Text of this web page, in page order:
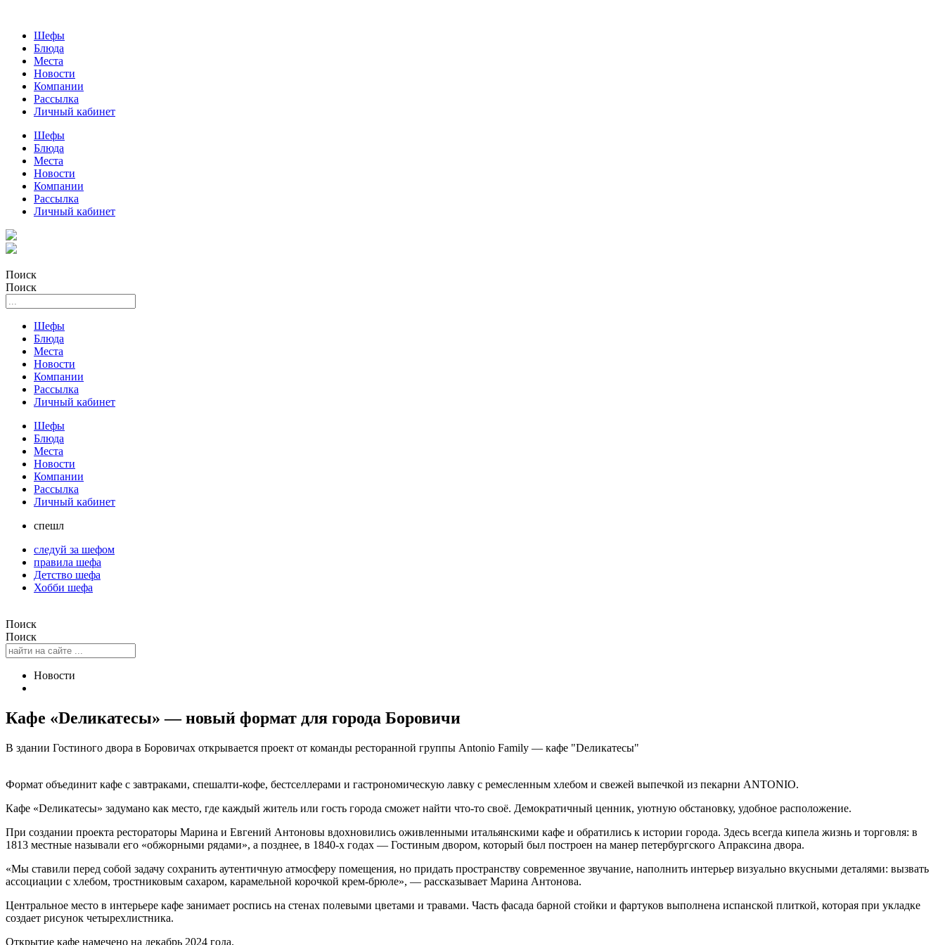
Шефы
Блюда
Места
Новости
Компании
Рассылка
Личный кабинет
Шефы
Блюда
Места
Новости
Компании
Рассылка
Личный кабинет
Поиск
Поиск
Шефы
Блюда
Места
Новости
Компании
Рассылка
Личный кабинет
Шефы
Блюда
Места
Новости
Компании
Рассылка
Личный кабинет
спешл
следуй за шефом
правила шефа
Детство шефа
Хобби шефа
Поиск
Поиск
Новости
Кафе «Dеликатесы» — новый формат для города Боровичи
В здании Гостиного двора в Боровичах открывается проект от команды ресторанной группы Antonio Family — кафе "Dеликатесы"
Формат объединит кафе с завтраками, спешалти-кофе, бестселлерами и гастрономическую лавку с ремесленным хлебом и свежей выпечкой из пекарни ANTONIO.
Кафе «Dеликатесы» задумано как место, где каждый житель или гость города сможет найти что-то своё. Демократичный ценник, уютную обстановку, удобное расположение.
При создании проекта рестораторы Марина и Евгений Антоновы вдохновились оживленными итальянскими кафе и обратились к истории города. Здесь всегда кипела жизнь и торговля: в
1813 местные называли его «обжорными рядами», а позднее, в 1840-х годах — Гостиным двором, который был построен на манер петербургского Апраксина двора.
«Мы ставили перед собой задачу сохранить аутентичную атмосферу помещения, но придать пространству современное звучание, наполнить интерьер визуально вкусными деталями: вызвать
ассоциации с хлебом, тростниковым сахаром, карамельной корочкой крем-брюле», — рассказывает Марина Антонова.
Центральное место в интерьере кафе занимает роспись на стенах полевыми цветами и травами. Часть фасада барной стойки и фартуков выполнена испанской плиткой, которая при укладке
создает рисунок четырехлистника.
Открытие кафе намечено на декабрь 2024 года.